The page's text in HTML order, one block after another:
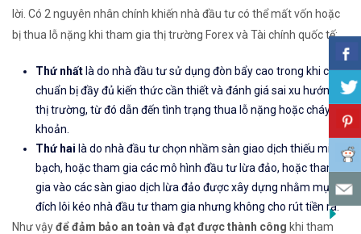
lời. Có 2 nguyên nhân chính khiến nhà đầu tư có thể mất vốn hoặc
bị thua lỗ nặng khi tham gia thị trường Forex và Tài chính quốc tế:
Thứ nhất là do nhà đầu tư sử dụng đòn bẩy cao trong khi chưa
chuẩn bị đầy đủ kiến thức cần thiết và đánh giá sai xu hướng
thị trường, từ đó dẫn đến tình trạng thua lỗ nặng hoặc cháy tài
khoản.
Thứ hai là do nhà đầu tư chọn nhầm sàn giao dịch thiếu minh
bạch, hoặc tham gia các mô hình đầu tư lừa đảo, hoặc tham
gia vào các sàn giao dịch lừa đảo được xây dựng nhằm mục
đích lôi kéo nhà đầu tư tham gia nhưng không cho rút tiền ra.
Như vậyđể đảm bảo an toàn và đạt được thành công khi tham